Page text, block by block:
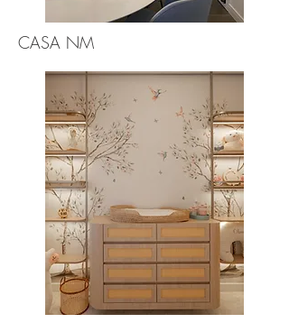
CASA NM